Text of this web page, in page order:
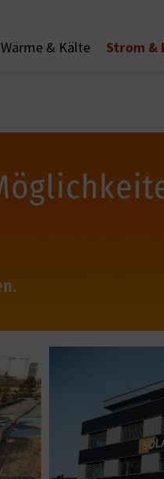
Wärme & Kälte Strom &